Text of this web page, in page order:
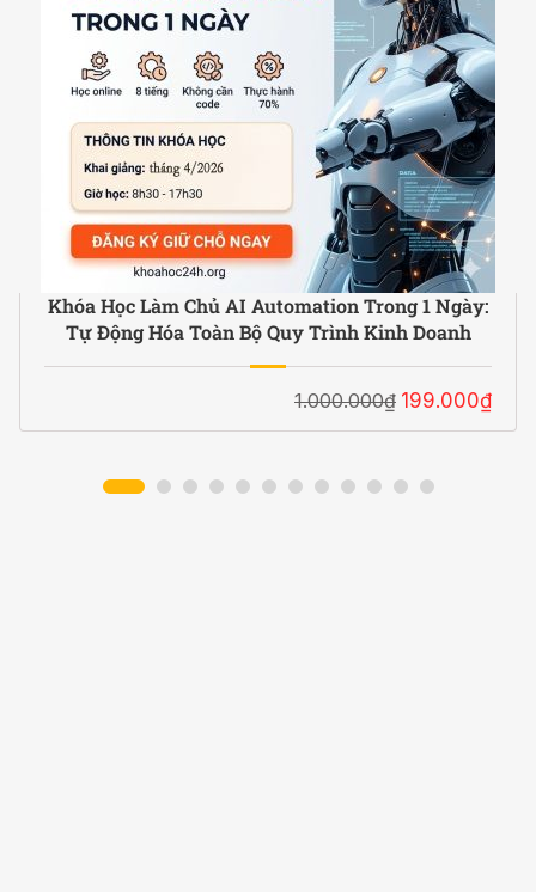
Khóa Học Làm Chủ AI Automation Trong 1 Ngày:
Tự Động Hóa Toàn Bộ Quy Trình Kinh Doanh
1.000.000₫ 199.000₫